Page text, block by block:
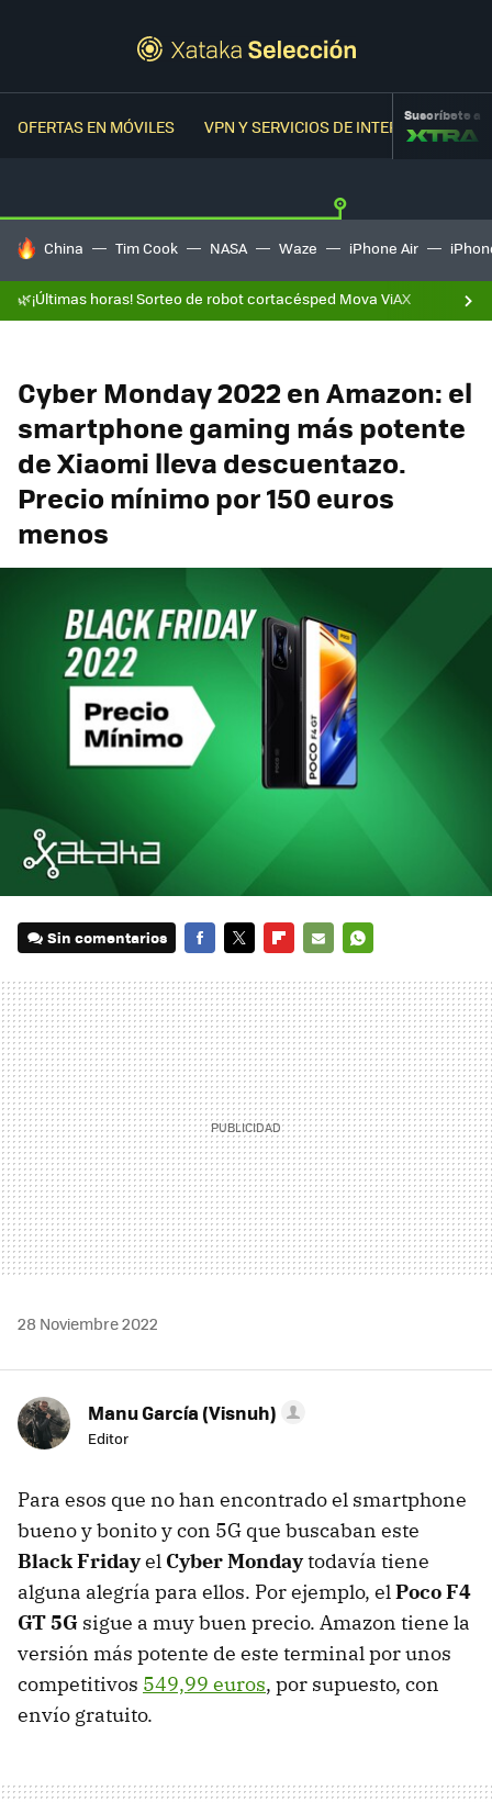
OFERTAS EN MÓVILES VPN Y SERVICIOS DE INTERNETSuscríbete a
HOY SE HABLA DE
China Tim Cook NASA Waze iPhone Air
🌿¡Últimas horas! Sorteo de robot cortacésped Mova ViAX
Cyber Monday 2022 en Amazon: el
smartphone gaming más potente
de Xiaomi lleva descuentazo.
Precio mínimo por 150 euros
menos
Sin comentarios
MAIL
28 Noviembre 2022
Manu García (Visnuh)
Editor
Para esos que no han encontrado el smartphone
bueno y bonito y con 5G que buscaban este
Black Fridayel Cyber Mondaytodavía tiene
alguna alegría para ellos. Por ejemplo, elPoco F4
GT 5G sigue a muy buen precio. Amazon tiene la
versión más potente de este terminal por unos
competitivos 549,99 euros, por supuesto, con
envío gratuito.